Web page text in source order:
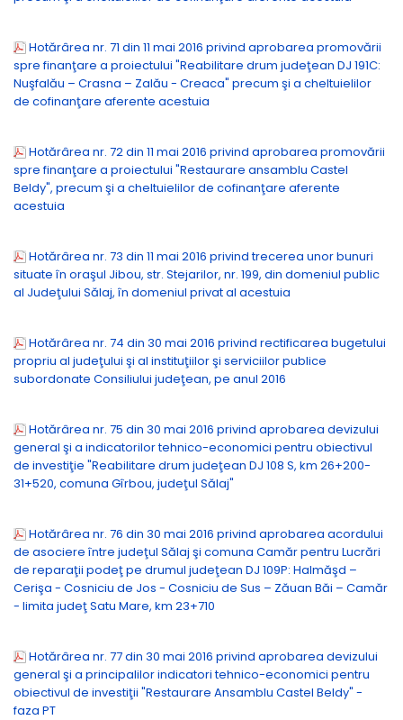
Hotărârea nr. 71 din 11 mai 2016 privind aprobarea promovării
spre finanţare a proiectului "Reabilitare drum judeţean DJ 191C:
Nuşfalău – Crasna – Zalău - Creaca" precum şi a cheltuielilor
de cofinanţare aferente acestuia
Hotărârea nr. 72 din 11 mai 2016 privind aprobarea promovării
spre finanţare a proiectului "Restaurare ansamblu Castel
Beldy", precum şi a cheltuielilor de cofinanţare aferente
acestuia
Hotărârea nr. 73 din 11 mai 2016 privind trecerea unor bunuri
situate în oraşul Jibou, str. Stejarilor, nr. 199, din domeniul public
al Judeţului Sălaj, în domeniul privat al acestuia
Hotărârea nr. 74 din 30 mai 2016 privind rectificarea bugetului
propriu al judeţului şi al instituţiilor şi serviciilor publice
subordonate Consiliului judeţean, pe anul 2016
Hotărârea nr. 75 din 30 mai 2016 privind aprobarea devizului
general şi a indicatorilor tehnico-economici pentru obiectivul
de investiţie "Reabilitare drum judeţean DJ 108 S, km 26+200-
31+520, comuna Gîrbou, judeţul Sălaj"
Hotărârea nr. 76 din 30 mai 2016 privind aprobarea acordului
de asociere între judeţul Sălaj şi comuna Camăr pentru Lucrări
de reparaţii podeţ pe drumul judeţean DJ 109P: Halmăşd –
Cerişa - Cosniciu de Jos - Cosniciu de Sus – Zăuan Băi – Camăr
- limita judeţ Satu Mare, km 23+710
Hotărârea nr. 77 din 30 mai 2016 privind aprobarea devizului
general şi a principalilor indicatori tehnico-economici pentru
obiectivul de investiţii "Restaurare Ansamblu Castel Beldy" -
faza PT